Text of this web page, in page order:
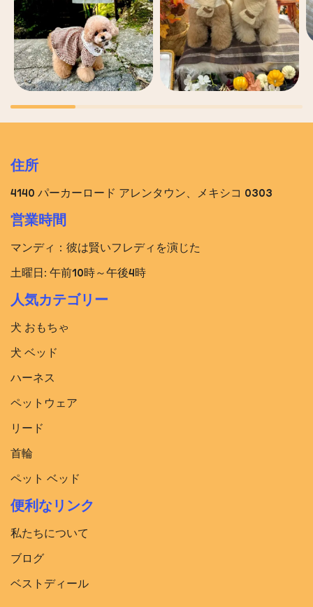
住所
4140 パーカーロード アレンタウン、メキシコ 0303
営業時間
マンディ：彼は賢いフレディを演じた
土曜日: 午前10時～午後4時
人気カテゴリー
犬 おもちゃ
犬 ベッド​
ハーネス
ペットウェア
リード
首輪
ペット ベッド
便利なリンク
私たちについて
ブログ
ベストディール